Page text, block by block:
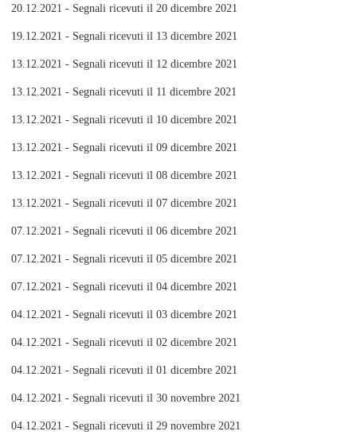
20.12.2021 - Segnali ricevuti il 20 dicembre 2021
19.12.2021 - Segnali ricevuti il 13 dicembre 2021
13.12.2021 - Segnali ricevuti il 12 dicembre 2021
13.12.2021 - Segnali ricevuti il 11 dicembre 2021
13.12.2021 - Segnali ricevuti il 10 dicembre 2021
13.12.2021 - Segnali ricevuti il 09 dicembre 2021
13.12.2021 - Segnali ricevuti il 08 dicembre 2021
13.12.2021 - Segnali ricevuti il 07 dicembre 2021
07.12.2021 - Segnali ricevuti il 06 dicembre 2021
07.12.2021 - Segnali ricevuti il 05 dicembre 2021
07.12.2021 - Segnali ricevuti il 04 dicembre 2021
04.12.2021 - Segnali ricevuti il 03 dicembre 2021
04.12.2021 - Segnali ricevuti il 02 dicembre 2021
04.12.2021 - Segnali ricevuti il 01 dicembre 2021
04.12.2021 - Segnali ricevuti il 30 novembre 2021
04.12.2021 - Segnali ricevuti il 29 novembre 2021